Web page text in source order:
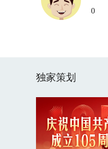
0
独家策划